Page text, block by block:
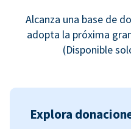
Alcanza una base de
adopta la próxima
(Disponible
Explora